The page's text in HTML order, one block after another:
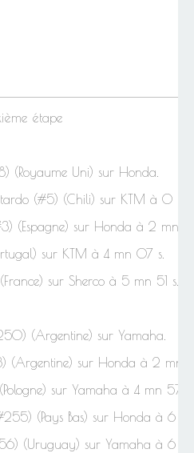
étape
(Royaume Uni) sur Honda.
(#5) (Chili) sur KTM à 0
(Espagne) sur Honda à 2 mn
sur KTM à 4 mn 07 s.
sur Sherco à 5 mn 51 s.
(Argentine) sur Yamaha.
(Argentine) sur Honda à 2 mn
sur Yamaha à 4 mn 57 s.
(Pays Bas) sur Honda à 6
(Uruguay) sur Yamaha à 6